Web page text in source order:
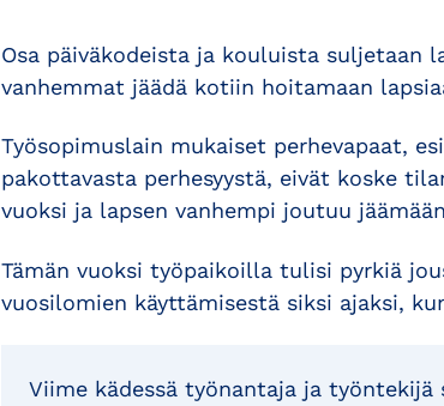
Osa päiväkodeista ja kouluista suljetaan
vanhemmat jäädä kotiin hoitamaan
Työsopimuslain mukaiset perhevapaat,
pakottavasta perhesyystä, eivät koske
vuoksi ja lapsen vanhempi joutuu
Tämän vuoksi työpaikoilla tulisi pyrkiä
vuosilomien käyttämisestä siksi ajaksi,
Viime kädessä työnantaja ja